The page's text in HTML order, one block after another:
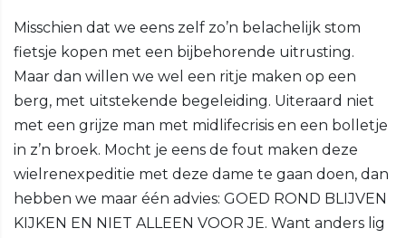
Misschien dat we eens zelf zo’n belachelijk stom
fietsje kopen met een bijbehorende uitrusting.
Maar dan willen we wel een ritje maken op een
berg, met uitstekende begeleiding. Uiteraard niet
met een grijze man met midlifecrisis en een bolletje
in z’n broek. Mocht je eens de fout maken deze
wielrenexpeditie met deze dame te gaan doen, dan
hebben we maar één advies: GOED ROND BLIJVEN
KIJKEN EN NIET ALLEEN VOOR JE. Want anders lig